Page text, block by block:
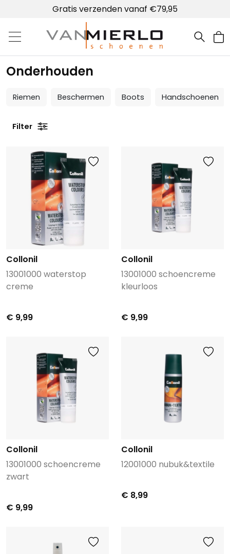
Gratis verzenden vanaf €79,95
Home | Van Mierlo schoenen
Onderhouden
Riemen Beschermen Boots Handschoenen
Filter
Collonil
13001000 waterstop
creme
€ 9,99
Collonil
13001000 schoencreme
kleurloos
€ 9,99
Collonil
13001000 schoencreme
zwart
€ 9,99
Collonil
12001000 nubuk&textile
€ 8,99